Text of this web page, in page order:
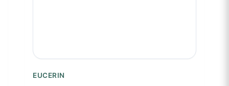
EUCERIN